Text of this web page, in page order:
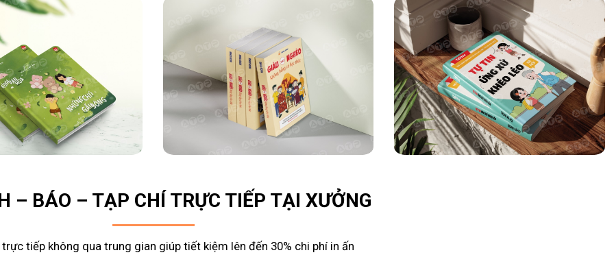
– BÁO – TẠP CHÍ TRỰC TIẾP TẠI XƯỞNG
tiếp không qua trung gian giúp tiết kiệm lên đến 30% chi phí in ấn